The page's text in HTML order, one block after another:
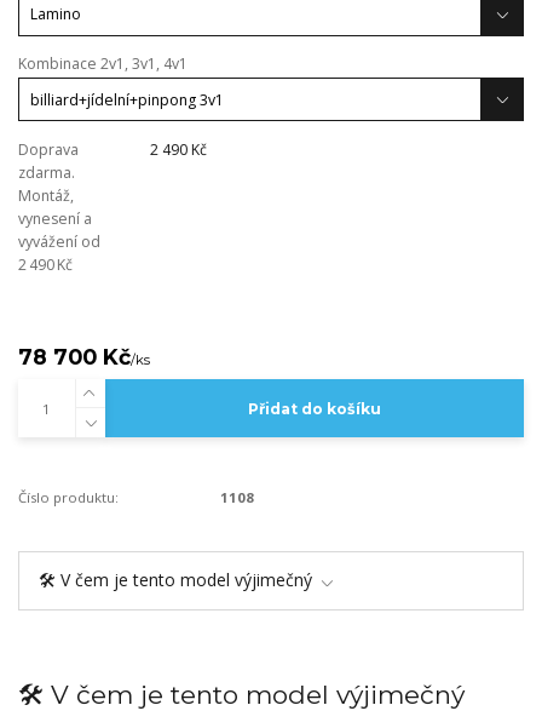
Kombinace 2v1, 3v1, 4v1
Doprava
zdarma.
Montáž,
vynesení a
vyvážení od
2 490 Kč
2 490 Kč
78 700 Kč/ks
Přidat do košíku
Číslo produktu: 1108
🛠️ V čem je tento model výjimečný
🛠️ V čem je tento model výjimečný